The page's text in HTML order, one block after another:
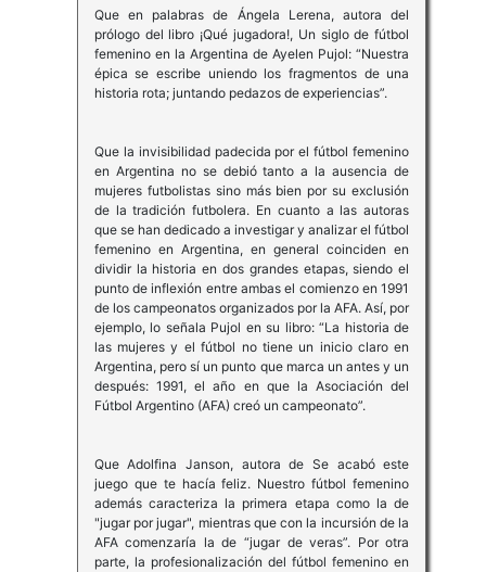
Que en palabras de Ángela Lerena, autora del
prólogo del libro ¡Qué jugadora!, Un siglo de fútbol
femenino en la Argentina de Ayelen Pujol: “Nuestra
épica se escribe uniendo los fragmentos de una
historia rota; juntando pedazos de experiencias”.
Que la invisibilidad padecida por el fútbol femenino
en Argentina no se debió tanto a la ausencia de
mujeres futbolistas sino más bien por su exclusión
de la tradición futbolera.​ En cuanto a las autoras
que se han dedicado a investigar y analizar el fútbol
femenino en Argentina, en general coinciden en
dividir la historia en dos grandes etapas, siendo el
punto de inflexión entre ambas el comienzo en 1991
de los campeonatos organizados por la AFA. Así, por
ejemplo, lo señala Pujol en su libro: “La historia de
las mujeres y el fútbol no tiene un inicio claro en
Argentina, pero sí un punto que marca un antes y un
después: 1991, el año en que la Asociación del
Fútbol Argentino (AFA) creó un campeonato”.
Que Adolfina Janson, autora de Se acabó este
juego que te hacía feliz. Nuestro fútbol femenino
además caracteriza la primera etapa como la de
"jugar por jugar", mientras que con la incursión de la
AFA comenzaría la de “jugar de veras”.​ Por otra
parte, la profesionalización del fútbol femenino en